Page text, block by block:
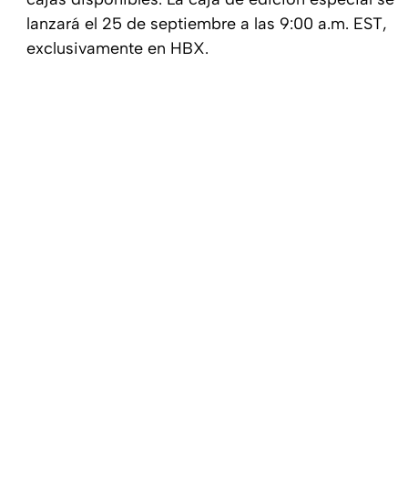
lanzará el 25 de septiembre a las 9:00 a.m. EST,
exclusivamente en HBX.